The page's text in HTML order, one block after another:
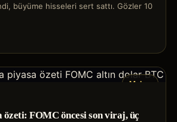
büyüme hisseleri sert sattı. Gözler 10
Makro
FOMC öncesi son viraj, üç